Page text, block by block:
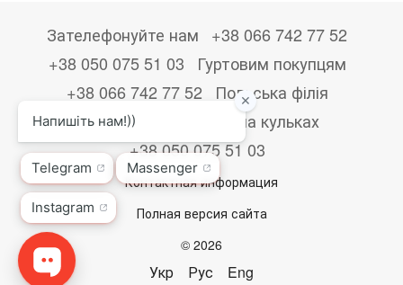
Зателефонуйте нам
+38 066 742 77 52
+38 050 075 51 03
Гуртовим покупцям
+38 066 742 77 52
Польська філія
+48533867723
Друк на кульках
+38 050 075 51 03
Контактная информация
Полная версия сайта
© 2026
Укр Рус Eng